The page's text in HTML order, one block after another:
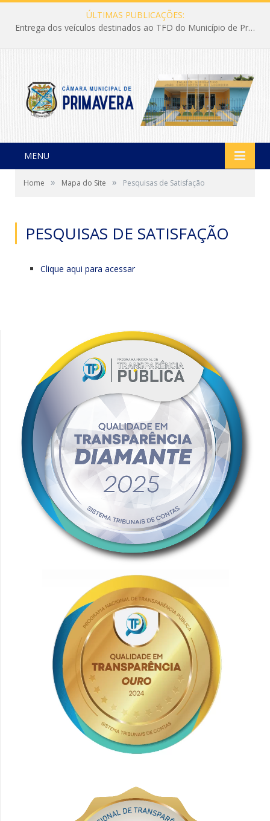
ÚLTIMAS PUBLICAÇÕES:
Entrega dos veículos destinados ao TFD do Município de Primavera
MENU
Home » Mapa do Site » Pesquisas de Satisfação
PESQUISAS DE SATISFAÇÃO
Clique aqui para acessar